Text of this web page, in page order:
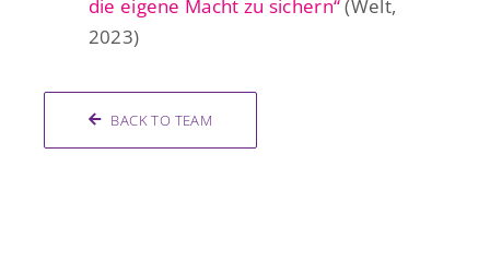
die eigene Macht zu sichern“(Welt,
2023)
BACK TO TEAM